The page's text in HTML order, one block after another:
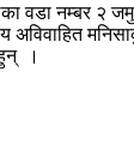
वडा नम्बर २
अविवाहित
।